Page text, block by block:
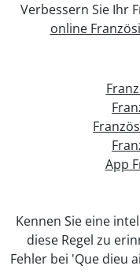
Verbessern Sie Ihr
online
App
Kennen Sie eine
diese Regel zu
Fehler bei 'Que dieu